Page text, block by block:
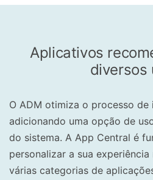
Aplicativos
diversos
O ADM otimiza o processo
adicionando uma opção de
do sistema. A App Central é
personalizar a sua
várias categorias de